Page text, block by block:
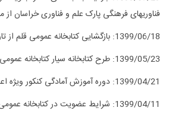
فناوری‎های فرهنگی پارک علم و فناوری خراسان از مجموعۀ قلم
1399/06/18: بازگشایی کتابخانه عمومی قلم از تاریخ 18 شهریور
1399/05/23: طرح کتابخانه سیار کتابخانه
1399/04/21: دوره آموزش آمادگی کنکور ویژه
1399/04/11: شرایط عضویت در کتابخانه